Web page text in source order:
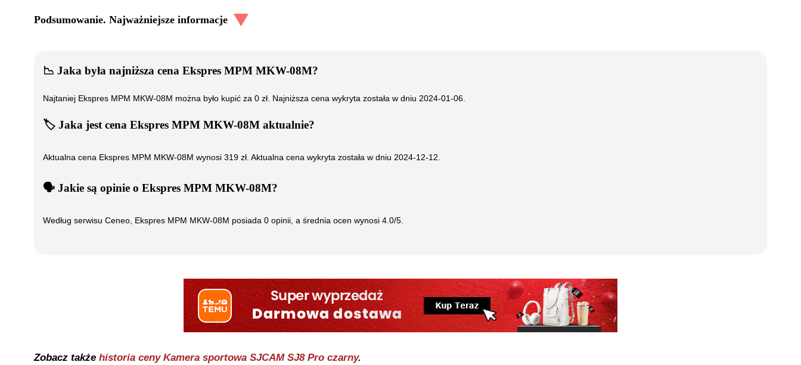
Podsumowanie. Najważniejsze informacje
📉 Jaka była najniższa cena Ekspres MPM MKW-08M?
Najtaniej Ekspres MPM MKW-08M można było kupić za 0 zł. Najniższa cena wykryta została w dniu 2024-01-06.
🏷️ Jaka jest cena Ekspres MPM MKW-08M aktualnie?
Aktualna cena Ekspres MPM MKW-08M wynosi 319 zł. Aktualna cena wykryta została w dniu 2024-12-12
🗣️ ️ Jakie są opinie o Ekspres MPM MKW-08M?
Według serwisu Ceneo, Ekspres MPM MKW-08M posiada 0 opinii, a średnia ocen wynosi 4.0/5.
Zobacz także historia ceny Kamera sportowa SJCAM SJ8 Pro czarny.